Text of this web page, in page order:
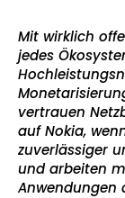
Mit wirklich
jedes
vertrauen
auf Nokia,
zuverlässiger
und arbeiten
Anwendungen